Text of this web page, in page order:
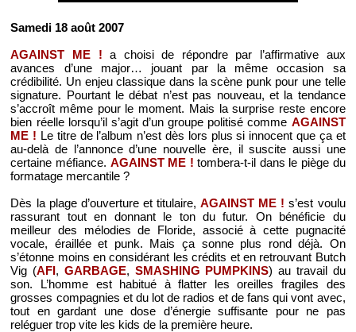
Samedi 18 août 2007
AGAINST ME ! a choisi de répondre par l’affirmative aux
avances d’une major… jouant par la même occasion sa
crédibilité. Un enjeu classique dans la scène punk pour une telle
signature. Pourtant le débat n’est pas nouveau, et la tendance
s’accroît même pour le moment. Mais la surprise reste encore
bien réelle lorsqu’il s’agit d’un groupe politisé comme AGAINST
ME ! Le titre de l’album n’est dès lors plus si innocent que ça et
au-delà de l’annonce d’une nouvelle ère, il suscite aussi une
certaine méfiance. AGAINST ME ! tombera-t-il dans le piège du
formatage mercantile ?
Dès la plage d’ouverture et titulaire,AGAINST ME ! s’est voulu
rassurant tout en donnant le ton du futur. On bénéficie du
meilleur des mélodies de Floride, associé à cette pugnacité
vocale, éraillée et punk. Mais ça sonne plus rond déjà. On
s’étonne moins en considérant les crédits et en retrouvant Butch
Vig (AFI, GARBAGE, SMASHING PUMPKINS) au travail du
son. L’homme est habitué à flatter les oreilles fragiles des
grosses compagnies et du lot de radios et de fans qui vont avec,
tout en gardant une dose d’énergie suffisante pour ne pas
reléguer trop vite les kids de la première heure.